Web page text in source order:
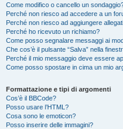
Come modifico o cancello un
Perché non riesco ad accedere a un
Perché non riesco ad aggiungere
Perché ho ricevuto un richiamo?
Come posso segnalare messaggi ai
Che cos’è il pulsante “Salva” nella
Perché il mio messaggio deve essere
Come posso spostare in cima un mio
Formattazione e tipi di argomenti
Cos’è il BBCode?
Posso usare l’HTML?
Cosa sono le emoticon?
Posso inserire delle immagini?